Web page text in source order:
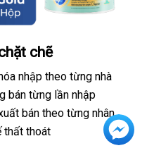
chẽ
nhập theo từng nhà
bán từng lần nhập
bán theo từng nhân
thất thoát